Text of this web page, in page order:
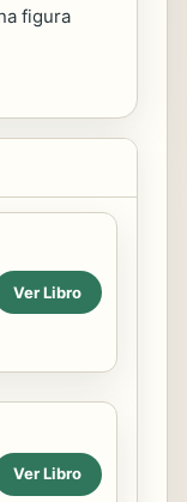
figura
Ver Libro
Ver Libro